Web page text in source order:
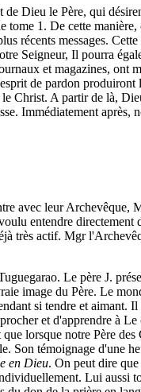
Dieu le Père, qui
tome 1. De cette manière,
récents messages.
Seigneur, Il pourra
et magazines,
de pardon
Christ. A partir de là,
Immédiatement
avec leur Archevêque,
entendre
très actif. Mgr
Le père J.
image du Père. Le
si tendre et
et d'apprendre à
lorsque notre Père
Son témoignage d'une
en Dieu. On peut dire
Lui